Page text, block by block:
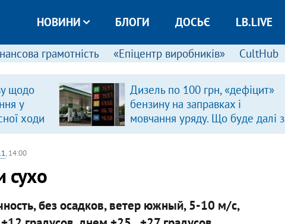
НОВИНИ БЛОГИ ДОСЬЄ LB.LIVE
грамотність «Епіцентр виробників» CultHub
щодо
у
ходи
Дизель по 100 грн, «дефіцит»
бензину на заправках і
мовчання уряду. Що буде далі з
цінами на пальне?
, 14:00
сухо
без осадков, ветер южный, 5-10 м/с,